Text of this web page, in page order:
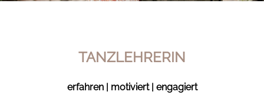
TANZLEHRERIN
erfahren | motiviert | engagiert